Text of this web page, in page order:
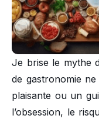
Je brise le mythe
de gastronomie
plaisante ou un
l’obsession, le